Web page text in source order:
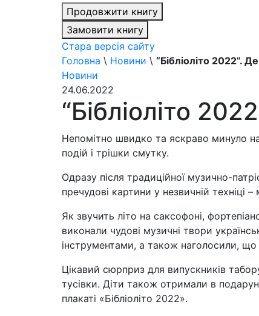
Продовжити книгу
Замовити книгу
Стара версія сайту
Головна \ Новини \ “Бібліоліто 2022”.
Новини
24.06.2022
“Бібліоліто
Непомітно швидко та яскраво минуло
подій і трішки смутку.
Одразу після традиційної музично-
пречудові картини у незвичній техніці
Як звучить літо на саксофоні,
виконали чудові музичні твори
інструментами, а також наголосили,
Цікавий сюрприз для випускників
тусівки. Діти також отримали в
плакаті «Бібліоліто 2022».